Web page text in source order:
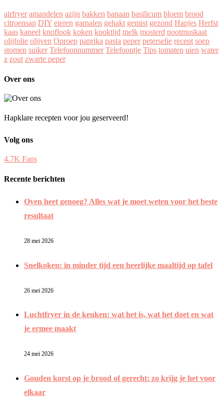
airfryer amandelen azijn bakken banaan basilicum bloem brood
citroensap DIY eieren garnalen gehakt gemist gezond Hapjes Herfst
kaas kaneel knoflook koken kooktijd melk mosterd nootmuskaat
olijfolie olijven Oproep paprika pasta peper peterselie recept soep
stomen suiker Telefoonnummer Telefoontje Tips tomaten uien water
z zout zwarte peper
Over ons
Hapklare recepten voor jou geserveerd!
Volg ons
4.7K Fans
Recente berichten
Oven heet genoeg? Alles wat je moet weten voor het beste
resultaat
28 mei 2026
Snelkoken: in minder tijd een heerlijke maaltijd op tafel
26 mei 2026
Luchtfryer in de keuken: wat het is, wat het doet en wat
je ermee maakt
24 mei 2026
Gouden korst op je brood of gerecht: zo krijg je het voor
elkaar